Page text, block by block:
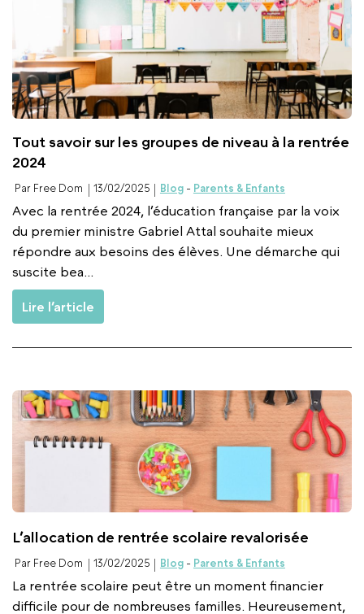
Tout savoir sur les groupes de niveau à la rentrée
2024
Par Free Dom 13/02/2025 Blog- Parents & Enfants
Avec la rentrée 2024, l’éducation française par la voix
du premier ministre Gabriel Attal souhaite mieux
répondre aux besoins des élèves. Une démarche qui
suscite bea...
Lire l’article
L’allocation de rentrée scolaire revalorisée
Par Free Dom 13/02/2025 Blog- Parents & Enfants
La rentrée scolaire peut être un moment financier
difficile pour de nombreuses familles. Heureusement,